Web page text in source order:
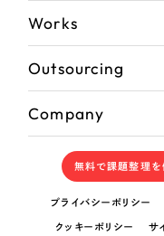
Works
Outsourcing
Company
無料で課題整理を
プライバシーポリシー
クッキーポリシー サ